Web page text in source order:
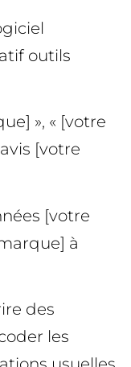
outils
», « [votre
[votre
[votre
à
des
les